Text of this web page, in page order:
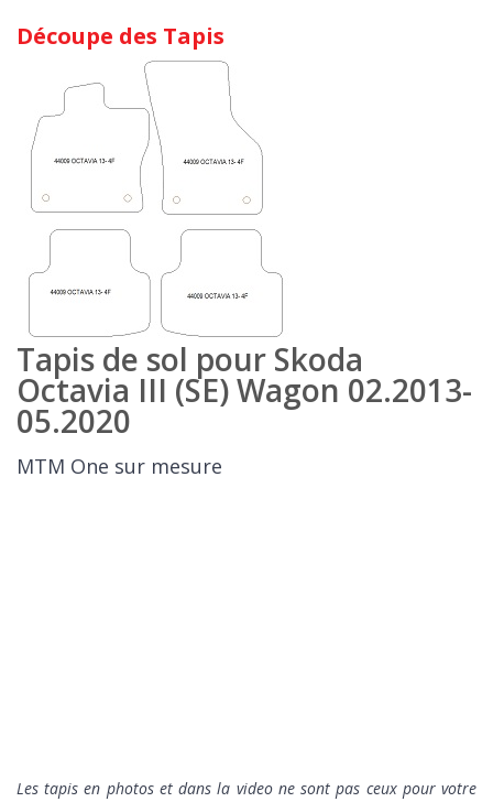
Découpe des Tapis
Tapis de sol pour Skoda
Octavia III (SE) Wagon 02.2013-
05.2020
MTM One sur mesure
Les tapis en photos et dans la video ne sont pas ceux pour votre